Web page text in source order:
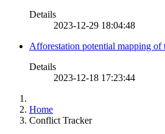
Details
2023-12-29 18:04:48
Afforestation potential mapping of
Details
2023-12-18 17:23:44
Home
Conflict Tracker